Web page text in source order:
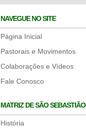
NAVEGUE NO SITE
Página Inicial
Pastorais e Movimentos
Colaborações e Vídeos
Fale Conosco
MATRIZ DE SÃO SEBASTIÃO
História